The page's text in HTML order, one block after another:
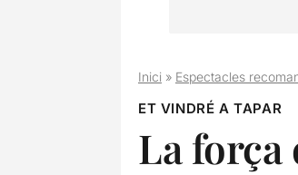
Inici» Espectacles
ET VINDRÉ A TAPAR
La força